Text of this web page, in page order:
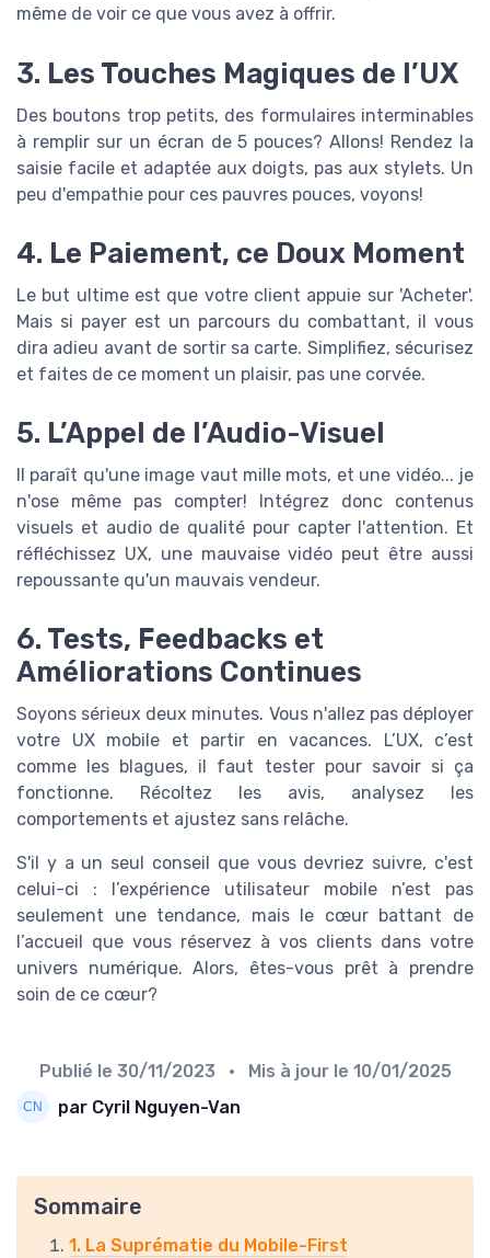
même de voir ce que vous avez à offrir.
3. Les Touches Magiques de l’UX
Des boutons trop petits, des formulaires interminables
à remplir sur un écran de 5 pouces? Allons! Rendez la
saisie facile et adaptée aux doigts, pas aux stylets. Un
peu d'empathie pour ces pauvres pouces, voyons!
4. Le Paiement, ce Doux Moment
Le but ultime est que votre client appuie sur 'Acheter'.
Mais si payer est un parcours du combattant, il vous
dira adieu avant de sortir sa carte. Simplifiez, sécurisez
et faites de ce moment un plaisir, pas une corvée.
5. L’Appel de l’Audio-Visuel
Il paraît qu'une image vaut mille mots, et une vidéo... je
n'ose même pas compter! Intégrez donc contenus
visuels et audio de qualité pour capter l'attention. Et
réfléchissez UX, une mauvaise vidéo peut être aussi
repoussante qu'un mauvais vendeur.
6. Tests, Feedbacks et
Améliorations Continues
Soyons sérieux deux minutes. Vous n'allez pas déployer
votre UX mobile et partir en vacances. L’UX, c’est
comme les blagues, il faut tester pour savoir si ça
fonctionne. Récoltez les avis, analysez les
comportements et ajustez sans relâche.
S'il y a un seul conseil que vous devriez suivre, c'est
celui-ci : l’expérience utilisateur mobile n’est pas
seulement une tendance, mais le cœur battant de
l’accueil que vous réservez à vos clients dans votre
univers numérique. Alors, êtes-vous prêt à prendre
soin de ce cœur?
Publié le 30/11/2023 • Mis à jour le 10/01/2025
par Cyril Nguyen-Van
Sommaire
1. La Suprématie du Mobile-First